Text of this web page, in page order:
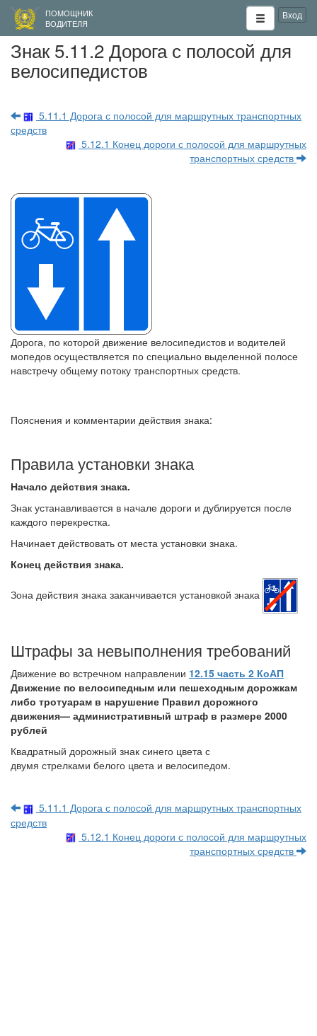
ПОМОЩНИК
ВОДИТЕЛЯ
Вход
Знак 5.11.2 Дорога с полосой для
велосипедистов
5.11.1 Дорога с полосой для маршрутных транспортных
средств
5.12.1 Конец дороги с полосой для маршрутных
транспортных средств
Дорога, по которой движение велосипедистов и водителей
мопедов осуществляется по специально выделенной полосе
навстречу общему потоку транспортных средств.
Пояснения и комментарии действия знака:
Правила установки знака
Начало действия знака.
Знак устанавливается в начале дороги и дублируется после
каждого перекрестка.
Начинает действовать от места установки знака.
Конец действия знака.
Зона действия знака заканчивается установкой знака
Штрафы за невыполнения требований
Движение во встречном направлении 12.15 часть 2 КоАП
Движение по велосипедным или пешеходным дорожкам
либо тротуарам в нарушение Правил дорожного
движения— административный штраф в размере 2000
рублей
Квадратный дорожный знак синего цвета с
двумя стрелками белого цвета и велосипедом.
5.11.1 Дорога с полосой для маршрутных транспортных
средств
5.12.1 Конец дороги с полосой для маршрутных
транспортных средств